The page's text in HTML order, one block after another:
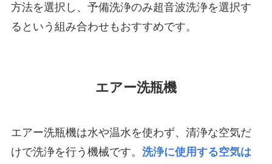
方法を選択し、予備洗浄のみ超音波洗浄を選択す
るという組み合わせもおすすめです。
エアー洗瓶機
エアー洗瓶機は水や温水を使わず、清浄な空気だ
けで洗浄を行う機械です。 洗浄に使用する空気は